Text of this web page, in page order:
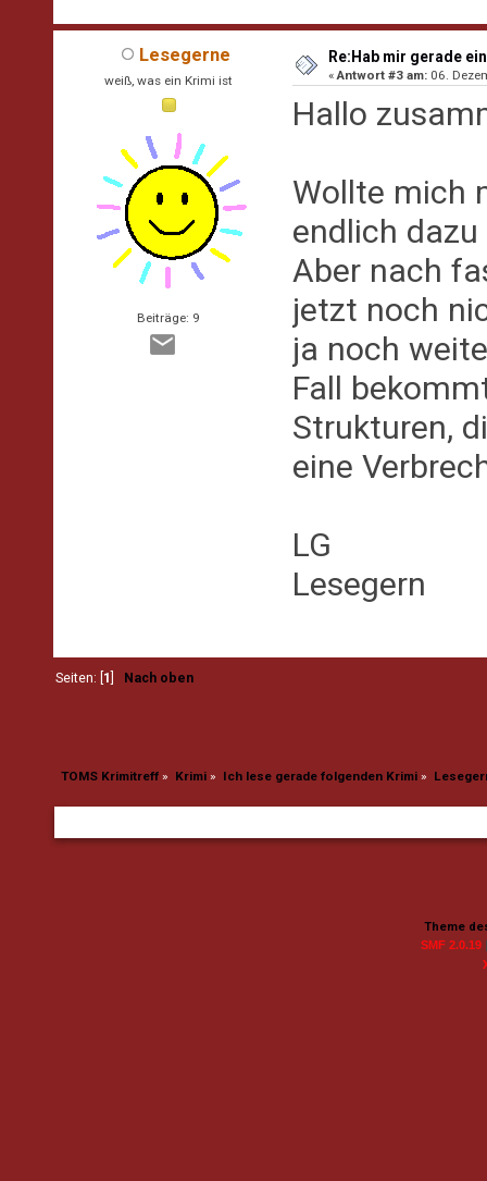
Lesegerne
weiß, was ein Krimi ist
Beiträge: 9
Re:Hab mir gerade
«Antwort #3 am: 06.
Hallo
Wollte mich
endlich
Aber nach
jetzt noch
ja noch
Fall
Strukturen,
eine
LG
Lesegern
Seiten: [ 1 Nach oben
TOMS Krimitreff» Krimi» Ich lese gerade folgenden Krimi»
Theme
SMF 2.0.19